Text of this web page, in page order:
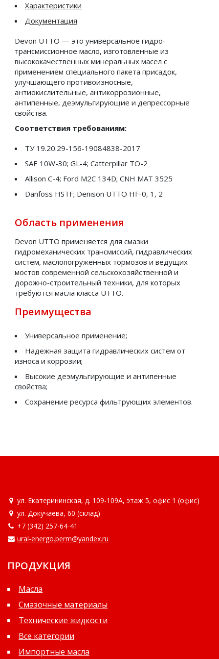
Характеристики
Документация
Devon UTTO — это универсальное гидро-
трансмиссионное масло, изготовленные из
высококачественных минеральных масел с
применением специального пакета присадок,
улучшающего противоизносные,
антиокислительные, антикоррозионные,
антипенные, деэмульгирующие и депрессорные
свойства.
Соответствия требованиям:
ТУ 19.20.29-156-19084838-2017
SAE 10W-30; GL-4; Catterpillar TO-2
Allison C-4; Ford M2C 134D; CNH MAT 3525
Danfoss HSTF; Denison UTTO HF-0, 1, 2
Область применения
Devon UTTO применяется для смазки
гидромеханических трансмиссий, гидравлических
систем, маслопогруженных тормозов и ведущих
мостов современной сельскохозяйственной и
дорожно-строительный техники, для которых
требуются масла класса UTTO.
Преимущества
Универсальное применение;
Надежная защита гидравлических систем от
износа и коррозии;
Высокие деэмульгирующие и антипенные
свойства;
Сохранение ресурса фильтрующих элементов.
Энергетические масла
Смазочные материалы
Высокотемпературные комплексные литиевые
смазки с EP присадками
Комплексные алюминиевые смазки с EP
присадками и дисульфидом молибдена
Консистентные смазки
Литиевые смазки с EP присадками
дисульфидом молибдена
Смазки железнодорожные
Смазки индустриальные
Смазки канатные
Смазки консервационные (защитные)
Смазки многоцелевые
Смазки низкотемпературные
Смазки общего назначения для обычных
температур
Смазки приборные
Технологические смазки
Технические жидкости
DEVON
REPSOL
Фасовка
Банка 2 кг
Бочка 165 кг1
Бочка 175 кг0
Бочка 180 кг
Бочка 190 кг2
ул. Екатерининская, д. 109-109А, этаж 5, офис 1 (офис)
ул. Докучаева, 60 (склад)
+7 (342) 257-64-41
ural-energo.perm@yandex.ru
ПРОДУКЦИЯ
Масла
Смазочные материалы
Технические жидкости
Все категории
Импортные масла